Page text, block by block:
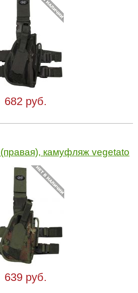
682 руб.
камуфляж vegetato
639 руб.